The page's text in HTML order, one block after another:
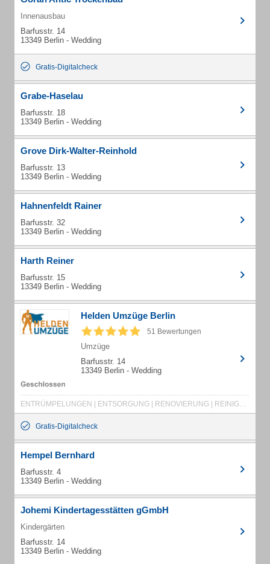
Innenausbau
Barfusstr. 14
13349 Berlin - Wedding
Gratis-Digitalcheck
Grabe-Haselau
Barfusstr. 18
13349 Berlin - Wedding
Grove Dirk-Walter-Reinhold
Barfusstr. 13
13349 Berlin - Wedding
Hahnenfeldt Rainer
Barfusstr. 32
13349 Berlin - Wedding
Harth Reiner
Barfusstr. 15
13349 Berlin - Wedding
Helden Umzüge Berlin
51 Bewertungen
Umzüge
Barfusstr. 14
13349 Berlin - Wedding
ENTRÜMPELUNGEN | ENTSORGUNG | RENOVIERUNG | REINIGUNG | UMZUGSMATERIAL | UMZUGSBERATUNG | BÜROUMZÜGE | BEHÖRDENUMZÜGE | FIRMENUMZÜGE | PRIVATUMZÜGE | MÖBELTRANSPORTE | KLEINTRANSPORTE
Gratis-Digitalcheck
Hempel Bernhard
Barfusstr. 4
13349 Berlin - Wedding
Johemi Kindertagesstätten gGmbH
Kindergärten
Barfusstr. 14
13349 Berlin - Wedding